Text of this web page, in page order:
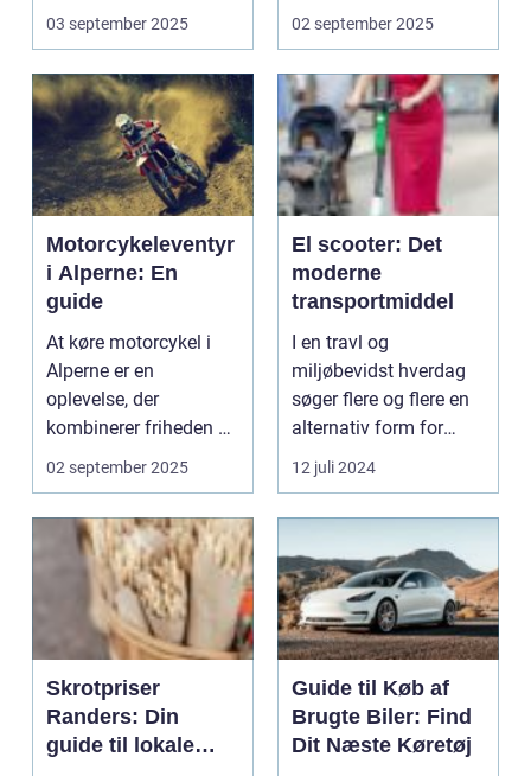
uden...
03 september 2025
Et go...
02 september 2025
Motorcykeleventyr
i Alperne: En
guide
At køre motorcykel i
Alperne er en
oplevelse, der
kombinerer friheden på
to hjul med no...
02 september 2025
El scooter: Det
moderne
transportmiddel
I en travl og
miljøbevidst hverdag
søger flere og flere en
alternativ form for
transport. El scooter...
12 juli 2024
Skrotpriser
Randers: Din
guide til lokale
Guide til Køb af
Brugte Biler: Find
Dit Næste Køretøj